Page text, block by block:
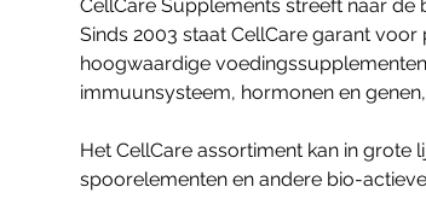
CellCare Supplements streeft naar
Sinds 2003 staat CellCare garant
hoogwaardige
immuunsysteem, hormonen en
Het CellCare assortiment kan in
spoorelementen en andere bio-